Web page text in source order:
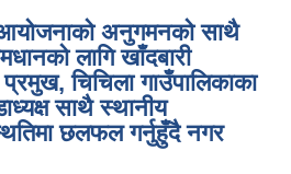
आयोजनाको अनुगमनको साथै
लागि खाँदबारी
चिचिला गाउँपालिकाका
साथै स्थानीय
छलफल गर्नुहुँदै नगर